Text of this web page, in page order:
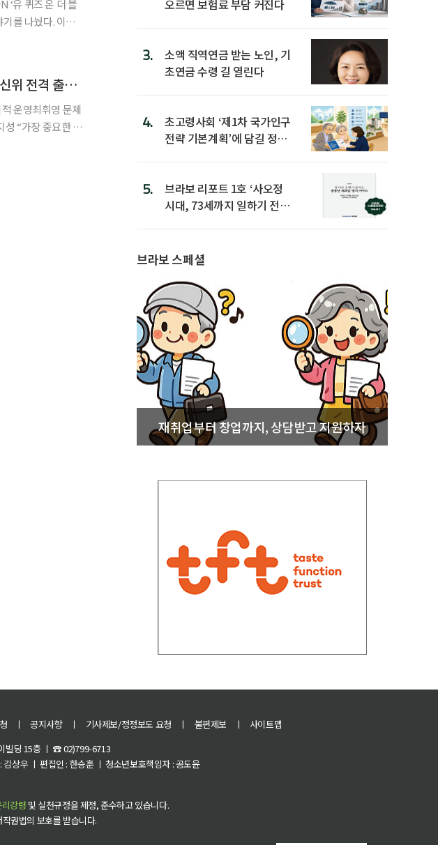
나눴다. 이날
박지성 “한국 축구 지금까지 했던 대론 안 돼”...K-축구 혁신위 전격 출범[현장]
운영최휘영 문체
성 “가장 중요한 것
오르면 보험료 부담 커진다
3.
소액 직역연금 받는 노인, 기
초연금 수령 길 열린다
4.
초고령사회 ‘제1차 국가인구
전략 기본계획’에 담길 정책
5.
브라보 리포트 1호 ‘사오정
시대, 73세까지 일하기 전략’
브라보 스페셜
재취업부터 창업까지, 상담받고 지원하자
ㅣ 공지사항 ㅣ 기사제보/정정보도 요청 ㅣ 불편제보 ㅣ
사이트맵
빌딩 15층 ㅣ ☎ 02)799-6713
상우 ㅣ 편집인 : 한승훈 ㅣ 청소년보호책임자 : 공도윤
강령 및 실천규정을 제정, 준수하고 있습니다.
권법의 보호를 받습니다.